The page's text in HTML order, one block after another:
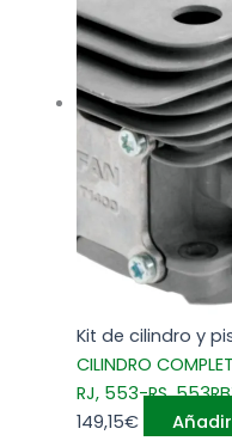
Kit de cilindro y
CILINDRO
RJ, 553-RS,
149,15€